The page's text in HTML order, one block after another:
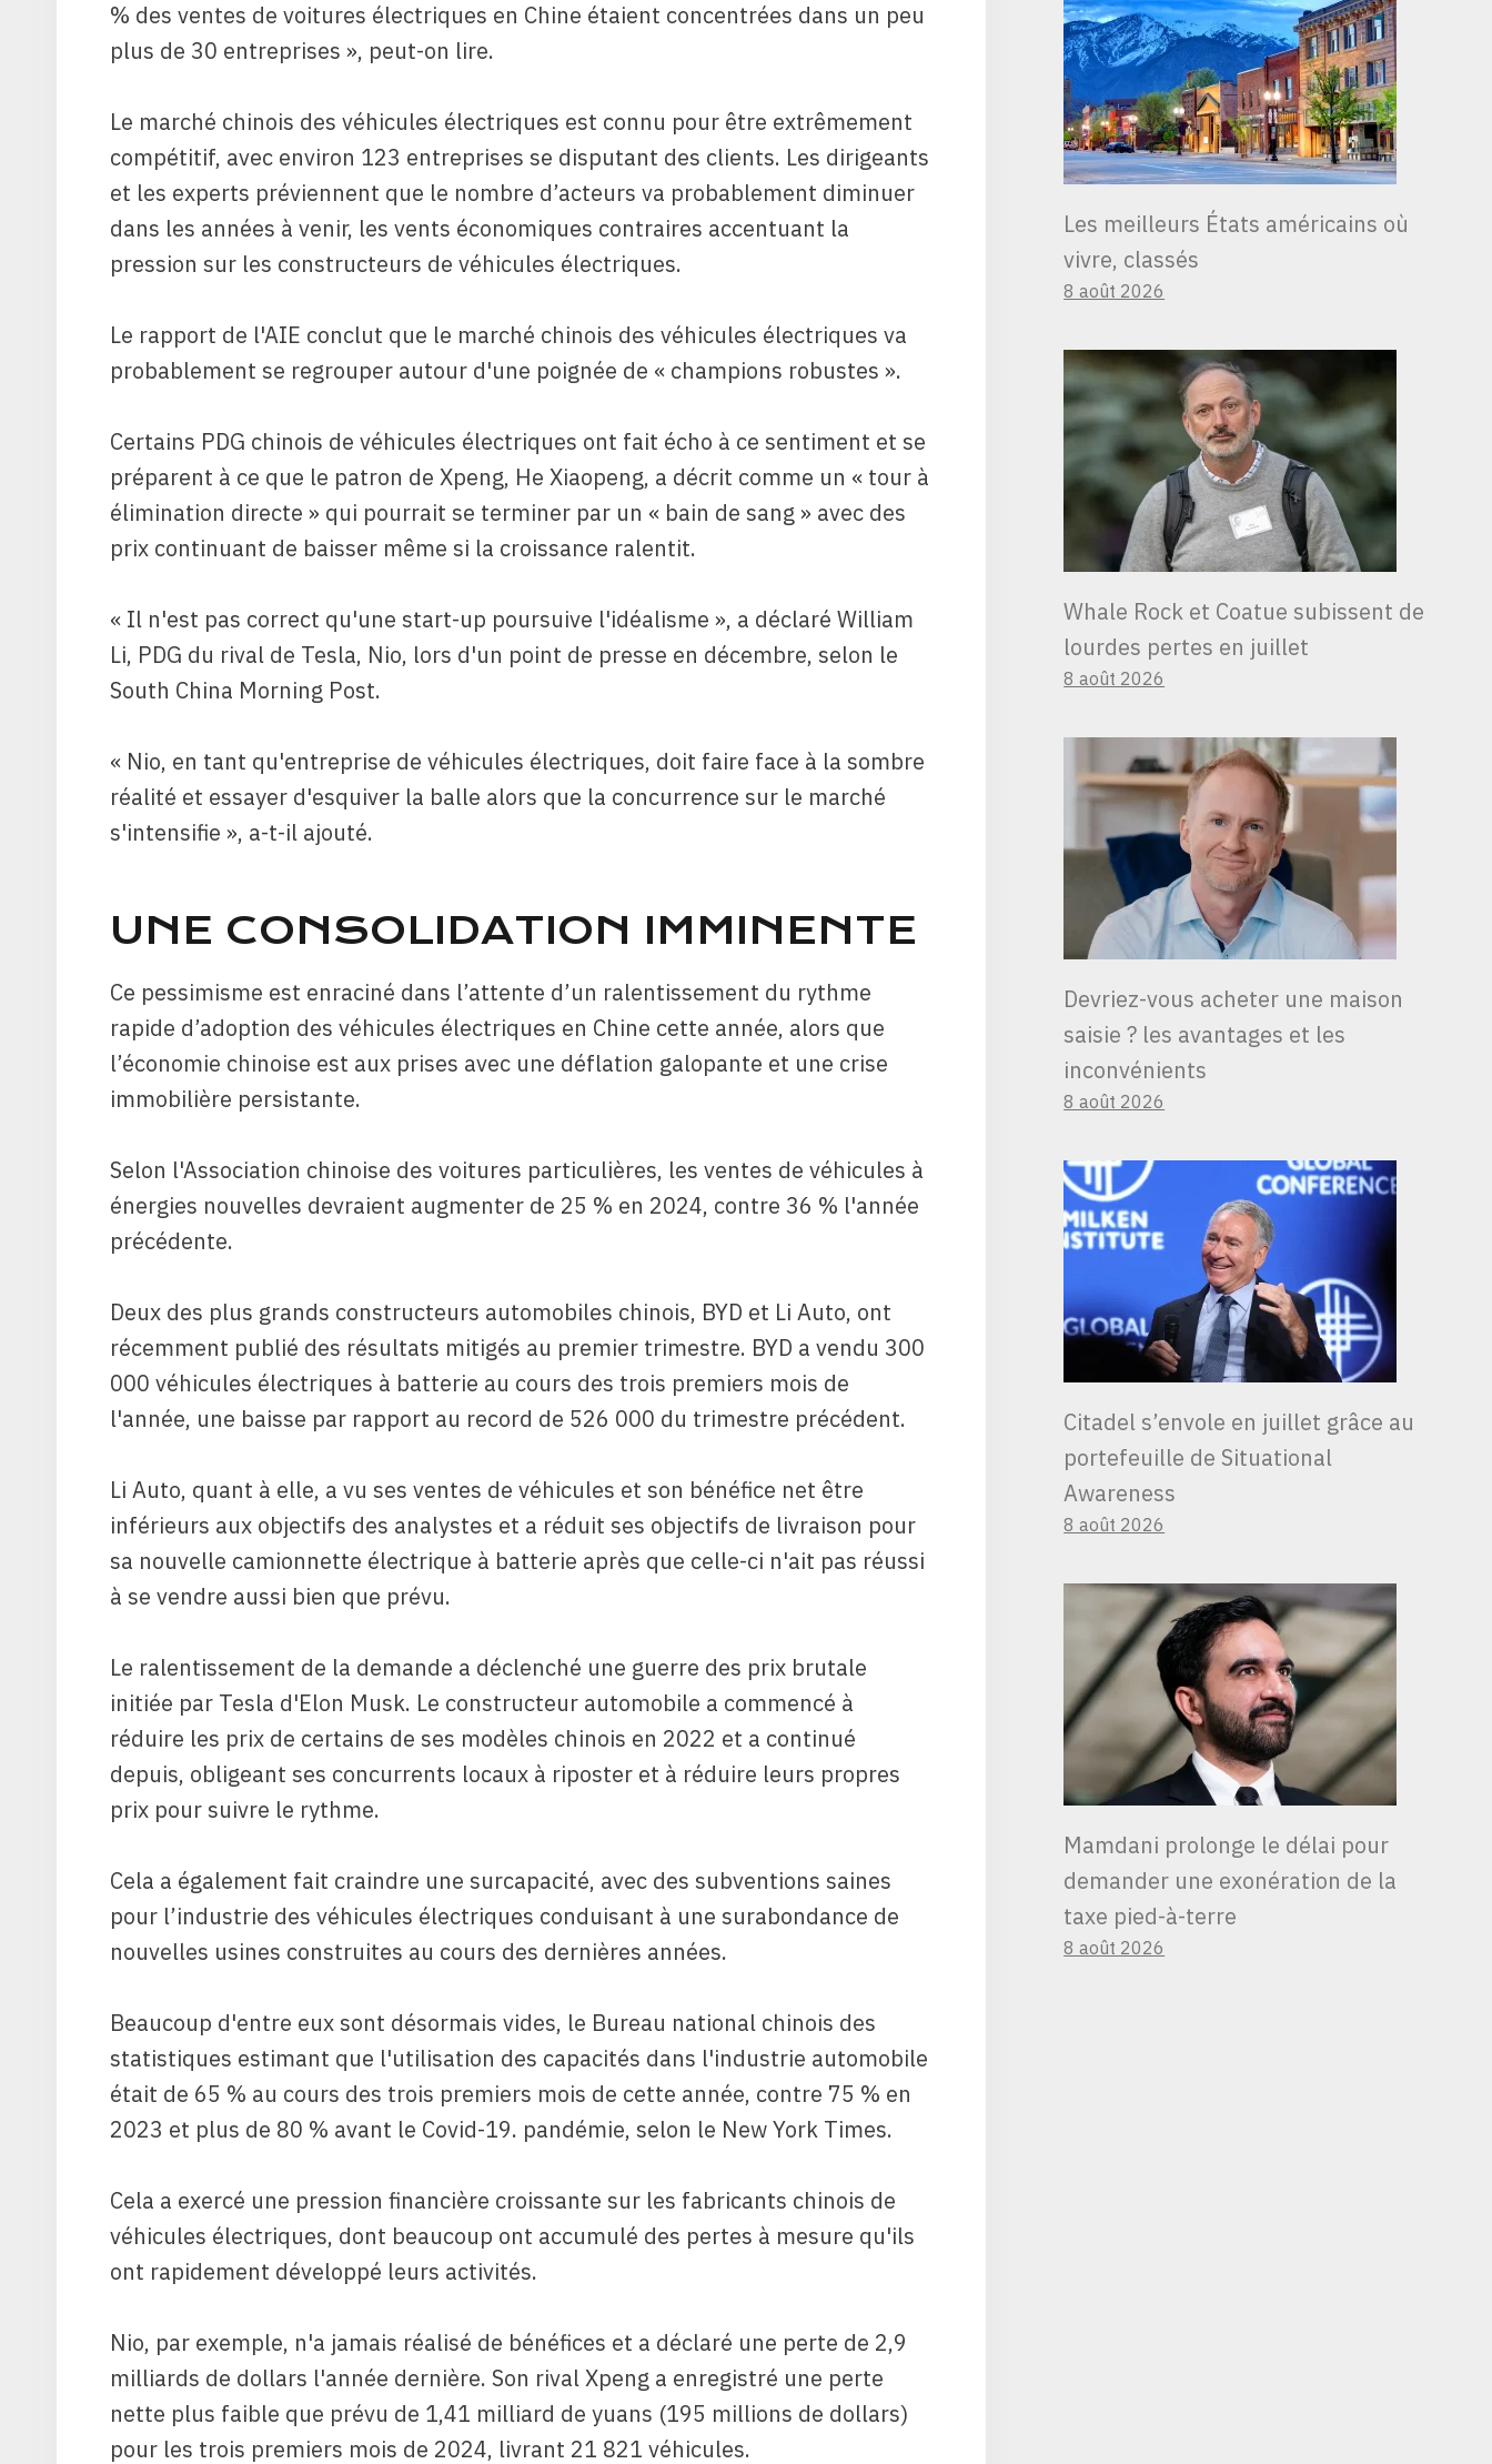
% des ventes de voitures électriques en Chine étaient concentrées dans un peu
plus de 30 entreprises », peut-on lire.
Le marché chinois des véhicules électriques est connu pour être extrêmement
compétitif, avec environ 123 entreprises se disputant des clients. Les dirigeants
et les experts préviennent que le nombre d’acteurs va probablement diminuer
dans les années à venir, les vents économiques contraires accentuant la
pression sur les constructeurs de véhicules électriques.
Le rapport de l'AIE conclut que le marché chinois des véhicules électriques va
probablement se regrouper autour d'une poignée de « champions robustes ».
Certains PDG chinois de véhicules électriques ont fait écho à ce sentiment et se
préparent à ce que le patron de Xpeng, He Xiaopeng, a décrit comme un « tour à
élimination directe » qui pourrait se terminer par un « bain de sang » avec des
prix continuant de baisser même si la croissance ralentit.
« Il n'est pas correct qu'une start-up poursuive l'idéalisme », a déclaré William
Li, PDG du rival de Tesla, Nio, lors d'un point de presse en décembre, selon le
South China Morning Post.
« Nio, en tant qu'entreprise de véhicules électriques, doit faire face à la sombre
réalité et essayer d'esquiver la balle alors que la concurrence sur le marché
s'intensifie », a-t-il ajouté.
UNE CONSOLIDATION IMMINENTE
Ce pessimisme est enraciné dans l’attente d’un ralentissement du rythme
rapide d’adoption des véhicules électriques en Chine cette année, alors que
l’économie chinoise est aux prises avec une déflation galopante et une crise
immobilière persistante.
Selon l'Association chinoise des voitures particulières, les ventes de véhicules à
énergies nouvelles devraient augmenter de 25 % en 2024, contre 36 % l'année
précédente.
Deux des plus grands constructeurs automobiles chinois, BYD et Li Auto, ont
récemment publié des résultats mitigés au premier trimestre. BYD a vendu 300
000 véhicules électriques à batterie au cours des trois premiers mois de
l'année, une baisse par rapport au record de 526 000 du trimestre précédent.
Li Auto, quant à elle, a vu ses ventes de véhicules et son bénéfice net être
inférieurs aux objectifs des analystes et a réduit ses objectifs de livraison pour
sa nouvelle camionnette électrique à batterie après que celle-ci n'ait pas réussi
à se vendre aussi bien que prévu.
Le ralentissement de la demande a déclenché une guerre des prix brutale
initiée par Tesla d'Elon Musk. Le constructeur automobile a commencé à
réduire les prix de certains de ses modèles chinois en 2022 et a continué
depuis, obligeant ses concurrents locaux à riposter et à réduire leurs propres
prix pour suivre le rythme.
Cela a également fait craindre une surcapacité, avec des subventions saines
pour l’industrie des véhicules électriques conduisant à une surabondance de
nouvelles usines construites au cours des dernières années.
Beaucoup d'entre eux sont désormais vides, le Bureau national chinois des
statistiques estimant que l'utilisation des capacités dans l'industrie automobile
était de 65 % au cours des trois premiers mois de cette année, contre 75 % en
2023 et plus de 80 % avant le Covid-19. pandémie, selon le New York Times.
Cela a exercé une pression financière croissante sur les fabricants chinois de
véhicules électriques, dont beaucoup ont accumulé des pertes à mesure qu'ils
ont rapidement développé leurs activités.
Nio, par exemple, n'a jamais réalisé de bénéfices et a déclaré une perte de 2,9
milliards de dollars l'année dernière. Son rival Xpeng a enregistré une perte
nette plus faible que prévu de 1,41 milliard de yuans (195 millions de dollars)
pour les trois premiers mois de 2024, livrant 21 821 véhicules.
Les meilleurs États américains où
vivre, classés
8 août 2026
Whale Rock et Coatue subissent de
lourdes pertes en juillet
8 août 2026
Devriez-vous acheter une maison
saisie ? les avantages et les
inconvénients
8 août 2026
Citadel s’envole en juillet grâce au
portefeuille de Situational
Awareness
8 août 2026
Mamdani prolonge le délai pour
demander une exonération de la
taxe pied-à-terre
8 août 2026